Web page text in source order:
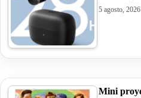
5 agosto, 2026
Mini